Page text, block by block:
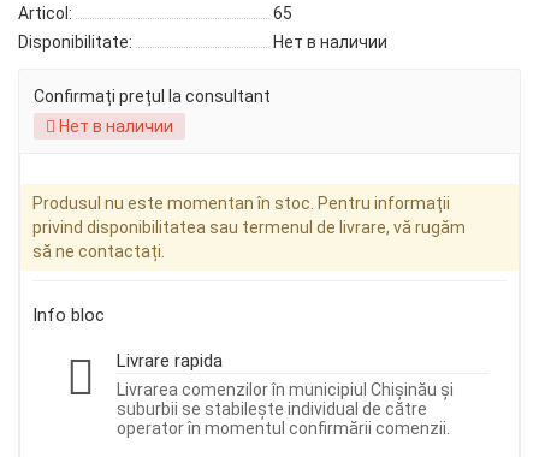
Articol:
65
Disponibilitate:
Нет в наличии
Confirmați prețul la consultant
Нет в наличии
Produsul nu este momentan în stoc. Pentru informații
privind disponibilitatea sau termenul de livrare, vă rugăm
să ne contactați.
Info bloc
Livrare rapida
Livrarea comenzilor în municipiul Chișinău și
suburbii se stabilește individual de către
operator în momentul confirmării comenzii.